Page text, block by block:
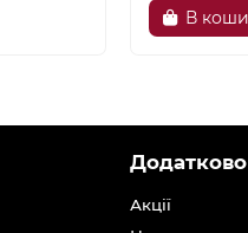
В
Додатково
Акції